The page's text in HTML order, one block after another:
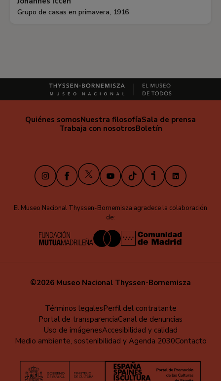
Grupo de casas en primavera, 1916
Quiénes somosNuestra filosofíaSala de prensa
Trabaja con nosotrosBoletín
Instagram
Facebook X
YoutubeTikTokiVooxLinkedIn
El Museo Nacional Thyssen-Bornemisza agradece la colaboración
de:
©2026 Museo Nacional Thyssen-Bornemisza
Pie
página
Términos legalesPerfil del contratante
Portal de transparenciaCanal de denuncias
Uso de imágenesAccesibilidad y calidad
Medio ambiente, sostenibilidad y Agenda 2030Contacto